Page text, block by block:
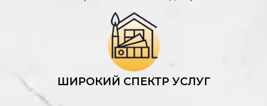
ШИРОКИЙ СПЕКТР УСЛУГ